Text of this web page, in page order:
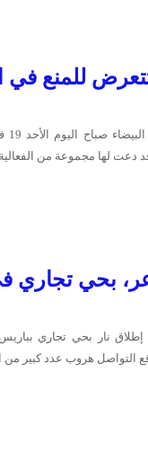
للمنع في
قد دعت لها مجموعة من
بحي تجاري
إطلاق نار بحي تجاري
التواصل هروب عدد كبير